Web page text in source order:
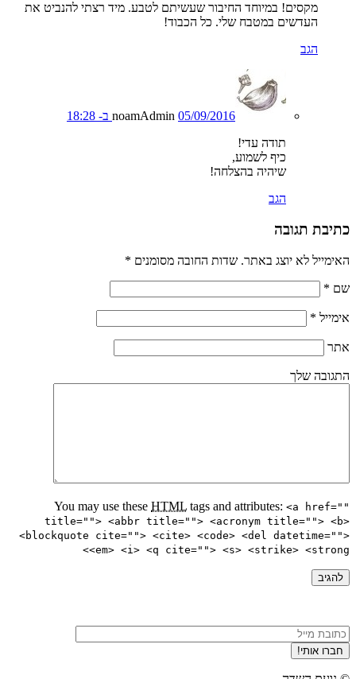
מקסים! במיוחד החיבור שעשיתם לטבע. מיד רצתי להנביט את
העדשים במטבח שלי. כל הכבוד!
הגב
noamAdmin 05/09/2016 ב- 18:28
תודה עדי!
כיף לשמוע,
שיהיה בהצלחה!
הגב
כתיבת תגובה
האימייל לא יוצג באתר. שדות החובה מסומנים *
שם *
אימייל *
אתר
התגובה שלך
You may use these HTML tags and attributes: <a href=""
title=""> <abbr title=""> <acronym title=""> <b>
<blockquote cite=""> <cite> <code> <del datetime="">
<em> <i> <q cite=""> <s> <strike> <strong>